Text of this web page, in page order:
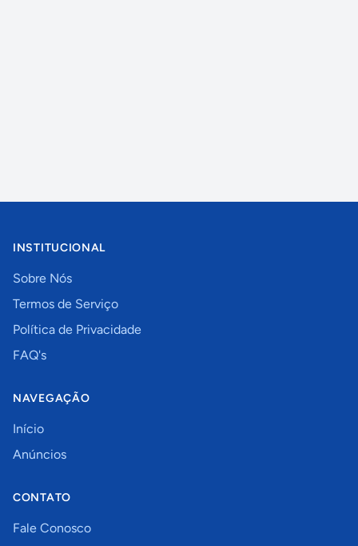
INSTITUCIONAL
Sobre Nós
Termos de Serviço
Política de Privacidade
FAQ's
NAVEGAÇÃO
Início
Anúncios
CONTATO
Fale Conosco